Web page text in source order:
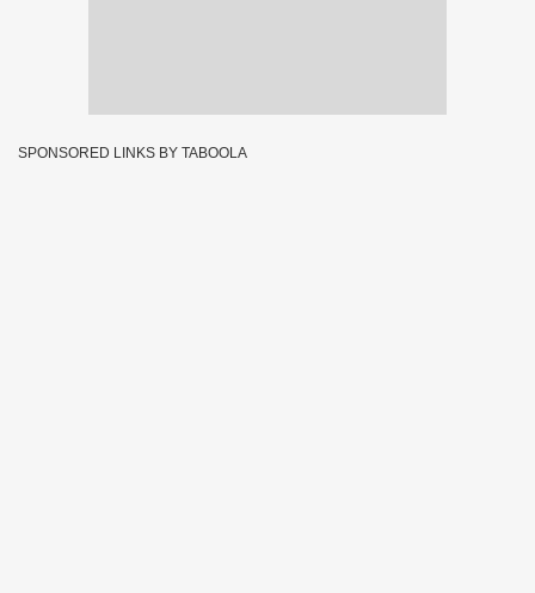
SPONSORED LINKS BY TABOOLA